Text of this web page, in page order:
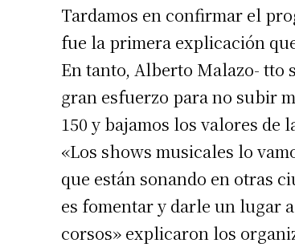
Tardamos en confirmar el
fue la primera explicación
En tanto, Alberto Malazo- tto
gran esfuerzo para no subir
150 y bajamos los valores de
«Los shows musicales lo
que están sonando en otras
es fomentar y darle un lugar
corsos» explicaron los